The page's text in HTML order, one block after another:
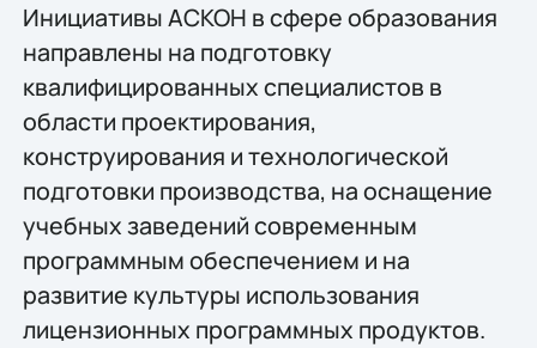
Инициативы АСКОН в сфере образования
направлены на подготовку
квалифицированных специалистов в
области проектирования,
конструирования и технологической
подготовки производства, на оснащение
учебных заведений современным
программным обеспечением и на
развитие культуры использования
лицензионных программных продуктов.